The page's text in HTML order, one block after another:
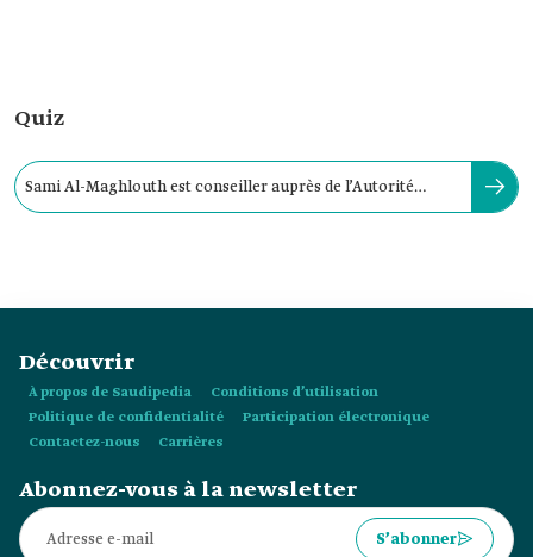
Quiz
Sami Al-Maghlouth est conseiller auprès de l’Autorité
Découvrir
À propos de Saudipedia
Conditions d’utilisation
Politique de confidentialité
Participation électronique
Contactez-nous
Carrières
Abonnez-vous à la newsletter
S’abonner